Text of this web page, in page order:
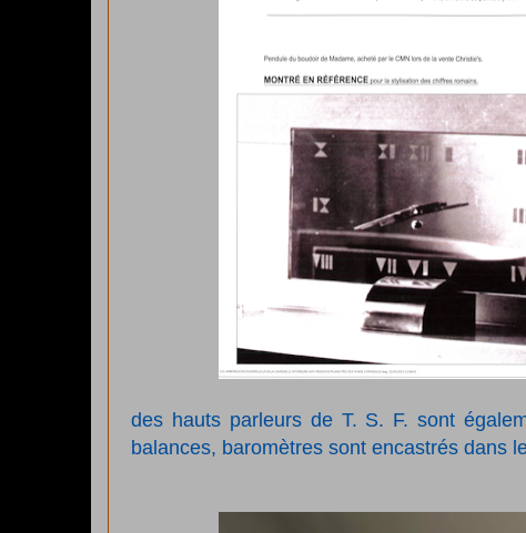
des hauts parleurs de T. S. F. sont
balances, baromètres sont encastrés dans